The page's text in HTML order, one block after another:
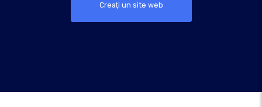
Creaţi un site web